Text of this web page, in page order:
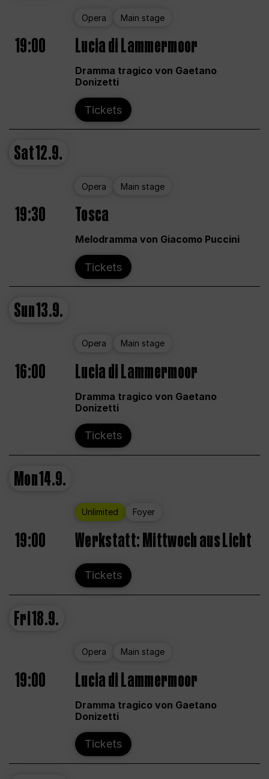
Opera Main stage
19:00 Lucia di Lammermoor
Dramma tragico von Gaetano
Donizetti
Tickets
Sat12.9.
Opera Main stage
19:30 Tosca
Melodramma von Giacomo Puccini
Tickets
Sun13.9.
Opera Main stage
16:00 Lucia di Lammermoor
Dramma tragico von Gaetano
Donizetti
Tickets
Mon14.9.
Unlimited Foyer
19:00 Werkstatt: Mittwoch aus Licht
Tickets
Fri18.9.
Opera Main stage
19:00 Lucia di Lammermoor
Dramma tragico von Gaetano
Donizetti
Tickets